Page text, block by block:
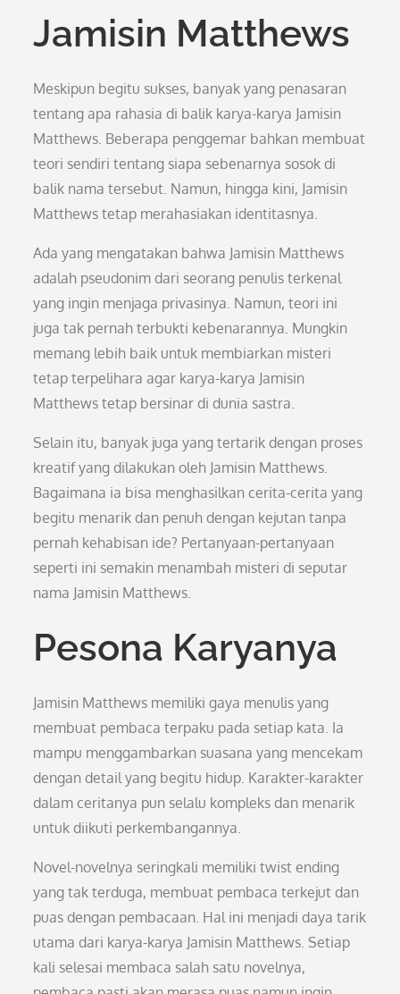
Jamisin Matthews
Meskipun begitu sukses, banyak yang penasaran
tentang apa rahasia di balik karya-karya Jamisin
Matthews. Beberapa penggemar bahkan membuat
teori sendiri tentang siapa sebenarnya sosok di
balik nama tersebut. Namun, hingga kini, Jamisin
Matthews tetap merahasiakan identitasnya.
Ada yang mengatakan bahwa Jamisin Matthews
adalah pseudonim dari seorang penulis terkenal
yang ingin menjaga privasinya. Namun, teori ini
juga tak pernah terbukti kebenarannya. Mungkin
memang lebih baik untuk membiarkan misteri
tetap terpelihara agar karya-karya Jamisin
Matthews tetap bersinar di dunia sastra.
Selain itu, banyak juga yang tertarik dengan proses
kreatif yang dilakukan oleh Jamisin Matthews.
Bagaimana ia bisa menghasilkan cerita-cerita yang
begitu menarik dan penuh dengan kejutan tanpa
pernah kehabisan ide? Pertanyaan-pertanyaan
seperti ini semakin menambah misteri di seputar
nama Jamisin Matthews.
Pesona Karyanya
Jamisin Matthews memiliki gaya menulis yang
membuat pembaca terpaku pada setiap kata. Ia
mampu menggambarkan suasana yang mencekam
dengan detail yang begitu hidup. Karakter-karakter
dalam ceritanya pun selalu kompleks dan menarik
untuk diikuti perkembangannya.
Novel-novelnya seringkali memiliki twist ending
yang tak terduga, membuat pembaca terkejut dan
puas dengan pembacaan. Hal ini menjadi daya tarik
utama dari karya-karya Jamisin Matthews. Setiap
kali selesai membaca salah satu novelnya,